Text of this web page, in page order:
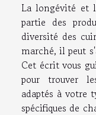
La longévité et
partie des
diversité des
marché, il peut
Cet écrit vous
pour trouver
adaptés à votre
spécifiques de